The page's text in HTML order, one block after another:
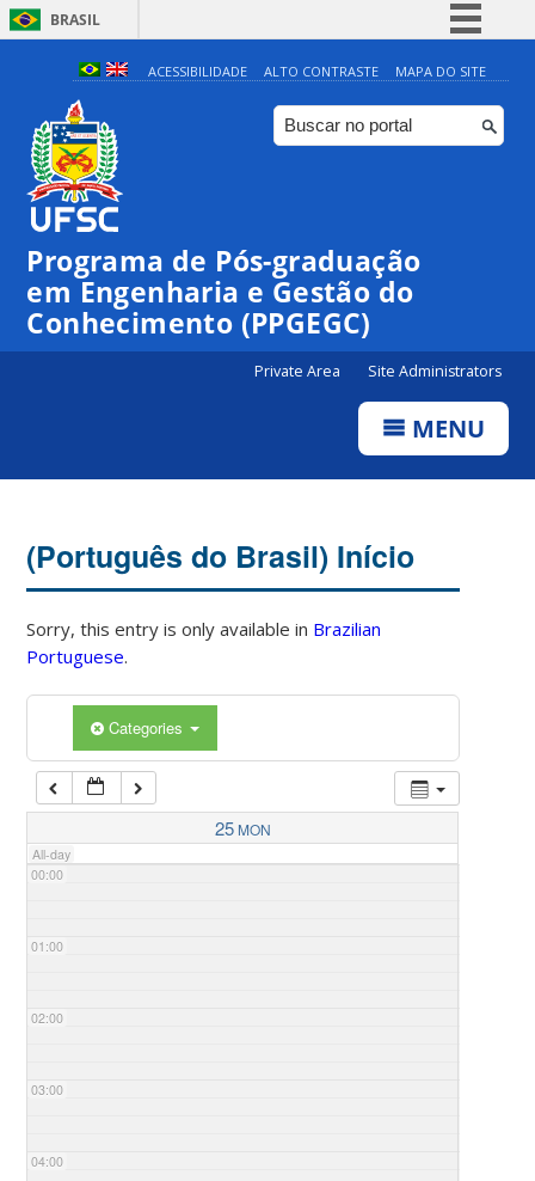
BRASIL
Simplifique!
Comunica BR
Participe
Canais
ACESSIBILIDADE ALTO CONTRASTE MAPA DO SITE
Programa de Pós-graduação
em Engenharia e Gestão do
Conhecimento (PPGEGC)
Private Area Site Administrators
MENU
(Português do Brasil) Início
Sorry, this entry is only available in Brazilian
Portuguese.
Categories
25 MON
All-day
00:00
01:00
02:00
03:00
04:00